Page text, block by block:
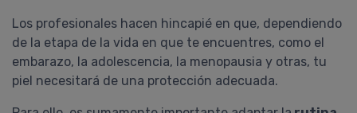
Los profesionales hacen hincapié en que, dependiendo
de la etapa de la vida en que te encuentres, como el
embarazo, la adolescencia, la menopausia y otras, tu
piel necesitará de una protección adecuada.